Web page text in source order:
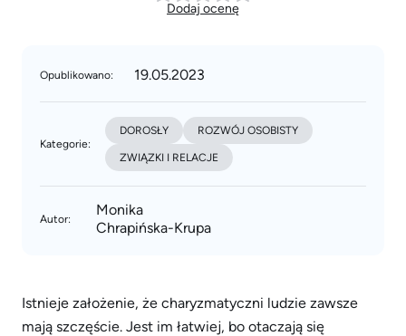
Dodaj ocenę
Autor:
Monika
Chrapińska-Krupa
Opublikowano: 19.05.2023
Kategorie:
DOROSŁY ROZWÓJ OSOBISTY
ZWIĄZKI I RELACJE
Istnieje założenie, że charyzmatyczni ludzie zawsze
mają szczęście. Jest im łatwiej, bo otaczają się